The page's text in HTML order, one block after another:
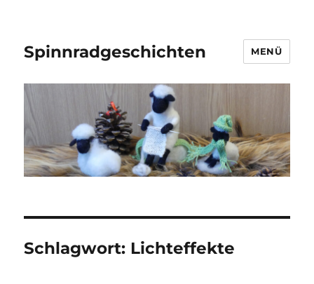
Spinnradgeschichten MENÜ
Schlagwort: Lichteffekte